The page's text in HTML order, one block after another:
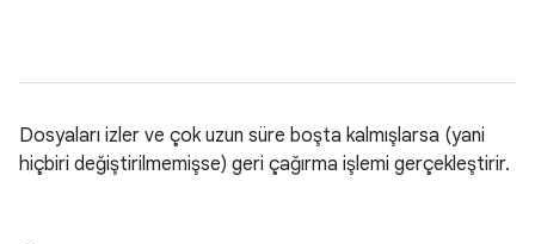
Dosyaları izler ve çok uzun süre boşta kalmışlarsa (yani
hiçbiri değiştirilmemişse) geri çağırma işlemi gerçekleştirir.